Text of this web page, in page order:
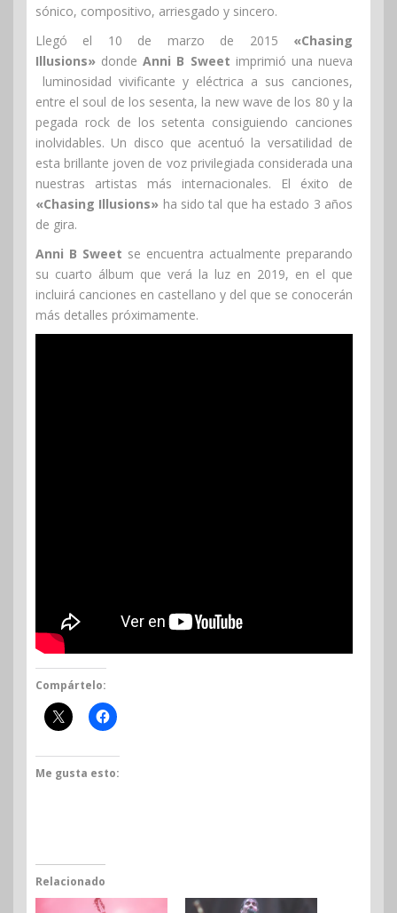
sónico, compositivo, arriesgado y sincero.
Llegó el 10 de marzo de 2015 «Chasing
Illusions» dondeAnni B Sweet imprimió una nueva
luminosidad vivificante y eléctrica a sus canciones,
entre el soul de los sesenta, la new wave de los 80 y la
pegada rock de los setenta consiguiendo canciones
inolvidables. Un disco que acentuó la versatilidad de
esta brillante joven de voz privilegiada considerada una
nuestras artistas más internacionales. El éxito de
«Chasing Illusions» ha sido tal que ha estado 3 años
de gira.
Anni B Sweet se encuentra actualmente preparando
su cuarto álbum que verá la luz en 2019, en el que
incluirá canciones en castellano y del que se conocerán
más detalles próximamente.
Compártelo:
Me gusta esto:
Relacionado